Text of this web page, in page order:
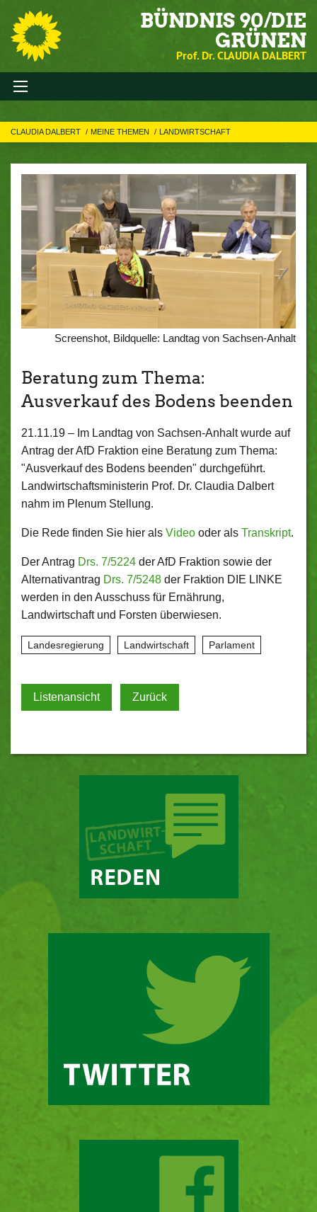
BÜNDNIS 90/DIE
GRÜNEN
Prof. Dr. CLAUDIA DALBERT
CLAUDIA DALBERT MEINE THEMEN LANDWIRTSCHAFT
Screenshot, Bildquelle: Landtag von Sachsen-Anhalt
Beratung zum Thema:
Ausverkauf des Bodens beenden
21.11.19 – Im Landtag von Sachsen-Anhalt wurde auf
Antrag der AfD Fraktion eine Beratung zum Thema:
"Ausverkauf des Bodens beenden" durchgeführt.
Landwirtschaftsministerin Prof. Dr. Claudia Dalbert
nahm im Plenum Stellung.
Die Rede finden Sie hier als Video oder als Transkript.
Der Antrag Drs. 7/5224 der AfD Fraktion sowie der
Alternativantrag Drs. 7/5248 der Fraktion DIE LINKE
werden in den Ausschuss für Ernährung,
Landwirtschaft und Forsten überwiesen.
Landesregierung Landwirtschaft Parlament
Listenansicht Zurück